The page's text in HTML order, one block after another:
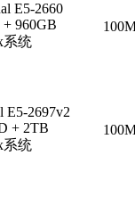
E5-2660
+ 960GB
系统
E5-2697v2
+ 2TB
系统